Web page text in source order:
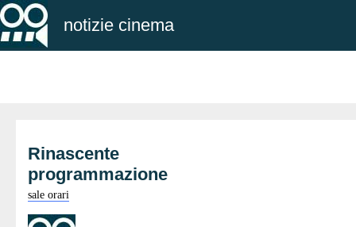
notizie cinema
Rinascente
programmazione
sale orari